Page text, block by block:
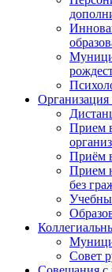
Организация
Прием
Приём
Прием
без
Совет